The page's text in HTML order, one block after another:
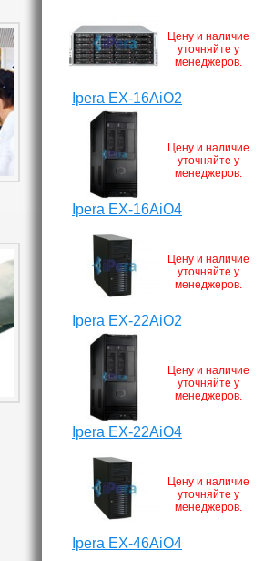
Цену и наличие
уточняйте у
менеджеров.
Ipera EX-16AiO2
Цену и наличие
уточняйте у
менеджеров.
Ipera EX-16AiO4
Цену и наличие
уточняйте у
менеджеров.
Ipera EX-22AiO2
Цену и наличие
уточняйте у
менеджеров.
Ipera EX-22AiO4
Цену и наличие
уточняйте у
менеджеров.
Ipera EX-46AiO4